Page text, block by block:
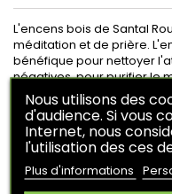
L'encens bois de Santal
méditation et de prière.
bénéfique pour nettoyer
négatives, pour purifier le
réceptif, ses bienfaits
vibrations, pour la
12,50 €
En achetant ce
Nous utilisons des
d'audience. Si vous
Internet, nous
l'utilisation des ces
Plus d'informations